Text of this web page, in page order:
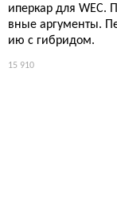
иперкар для WEC.
вные аргументы.
ию с гибридом.
15 910